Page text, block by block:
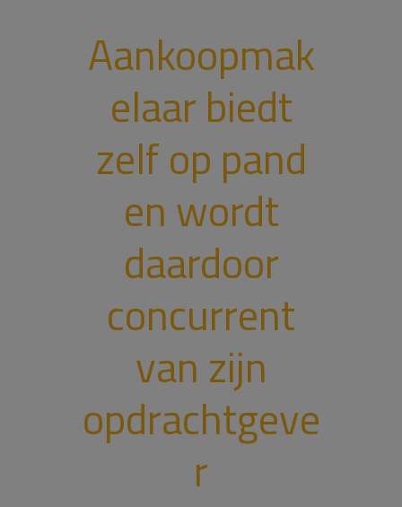
Aankoopmak
elaar biedt
zelf op pand
en wordt
daardoor
concurrent
van zijn
opdrachtgeve
r